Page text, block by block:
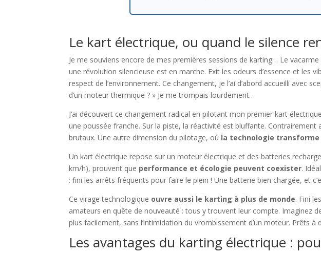
Le kart électrique, ou quand le silence
Je me souviens encore de mes premières sessions de karting… Le
une révolution silencieuse est en marche. Exit les odeurs d’essence et les
respect de l’environnement. Ce changement, je l’ai d’abord accueilli avec
d’un moteur thermique ? » Je me trompais lourdement…
J’ai découvert ce changement radical en pilotant mon premier kart
une poussée franche. Sur la piste, la réactivité est bluffante.
brutaux. Une autre dimension du pilotage, où la technologie
Un kart électrique repose sur un moteur électrique et des batteries
km/h), prouvent que performance et écologie peuvent coexister.
: fini les arrêts fréquents pour faire le plein ! Une batterie bien chargée, et
Ce virage technologique ouvre aussi le karting à plus de monde. Fini
amateurs en quête de nouveauté : tous y trouvent leur compte. Imaginez
plus facilement, sans l’intimidation du vrombissement d’un moteur. Prêts à
Les avantages du karting électrique :